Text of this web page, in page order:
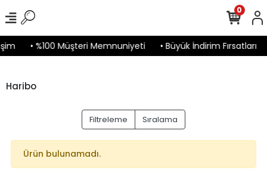
• %100 Müşteri Memnuniyeti • Büyük İndirim Fırsatları
0
Haribo
Filtreleme Sıralama
Ürün bulunamadı.